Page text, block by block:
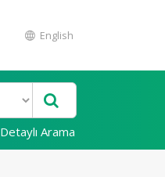
English
Detaylı Arama